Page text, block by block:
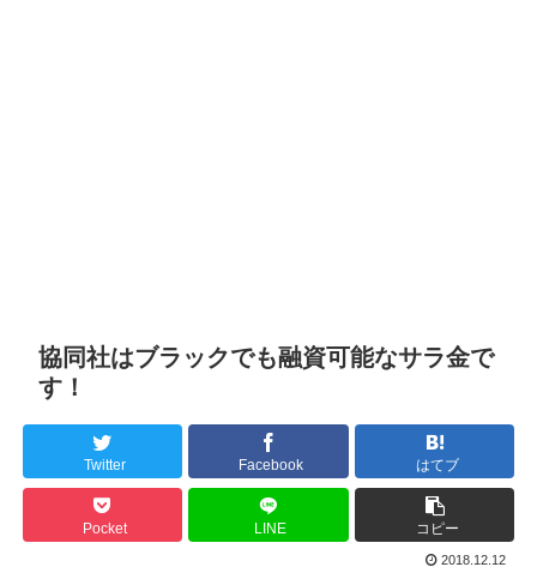
協同社はブラックでも融資可能なサラ金で
す！
Twitter Facebook はてブ
Pocket LINE コピー
2018.12.12